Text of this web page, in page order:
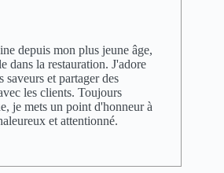
depuis mon plus jeune âge,
dans la restauration. J'adore
et partager des
les clients. Toujours
je mets un point d'honneur à
et attentionné.